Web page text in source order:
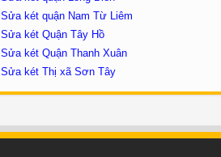
Sửa két quận Nam Từ Liêm
Sửa két Quận Tây Hồ
Sửa két Quận Thanh Xuân
Sửa két Thị xã Sơn Tây